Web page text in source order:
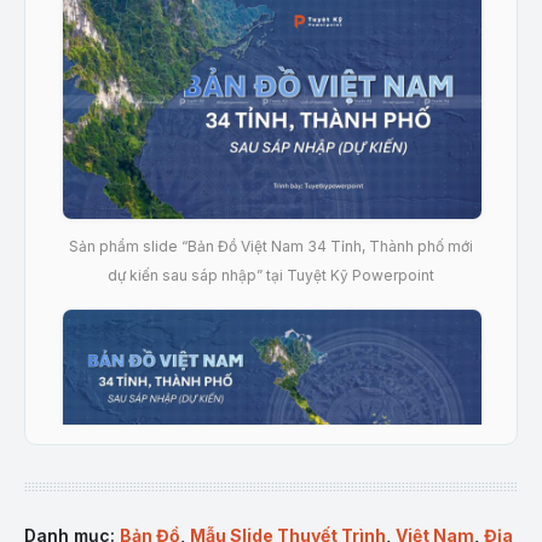
Sản phẩm slide “Bản Đồ Việt Nam 34 Tỉnh, Thành phố mới
dự kiến sau sáp nhập” tại Tuyệt Kỹ Powerpoint
Danh mục: Bản Đồ Mẫu Slide Thuyết Trình Việt Nam Địa